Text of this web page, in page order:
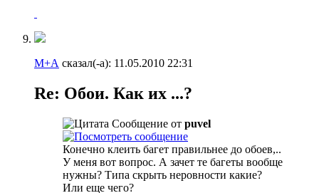
М+А сказал(-а): 11.05.2010 22:31
Re: Обои. Как их ...?
Сообщение от puvel
Конечно клеить багет правильнее до обоев,..
У меня вот вопрос. А зачет те багеты вообще
нужны? Типа скрыть неровности какие?
Или еще чего?